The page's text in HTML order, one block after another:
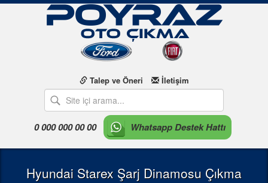
Talep ve Öneri İletişim
0 000 000 00 00 Whatsapp Destek Hattı
Hyundai Starex Şarj Dinamosu Çıkma